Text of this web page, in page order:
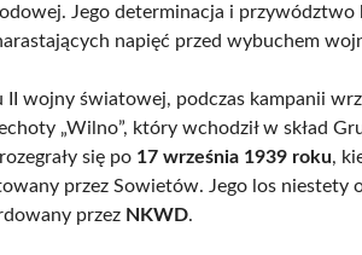
Jego determinacja i przywództwo
napięć przed wybuchem
II wojny światowej, podczas kampanii
„Wilno”, który wchodził w skład
się po 17 września 1939 roku,
przez Sowietów. Jego los niestety
przez NKWD.